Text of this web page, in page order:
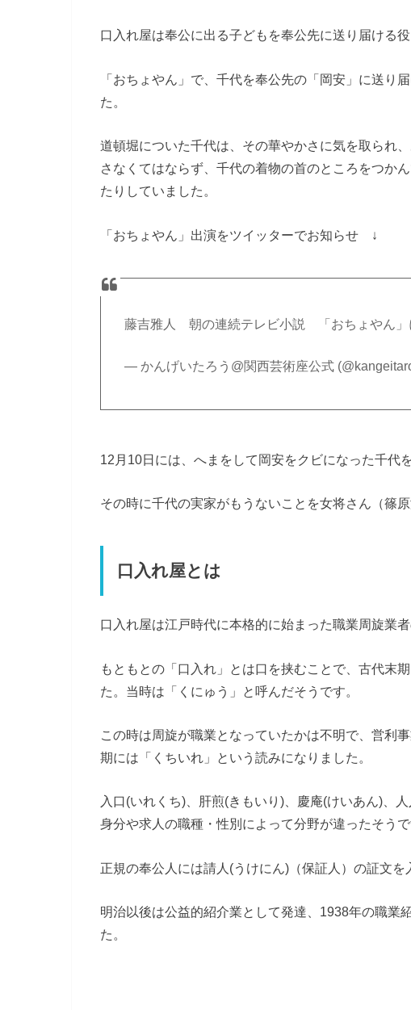
口入れ屋は奉公に出る子どもを奉公先に送り届ける役
「おちょやん」で、千代を奉公先の「岡安」に送り
た。
道頓堀についた千代は、その華やかさに気を取られ
さなくてはならず、千代の着物の首のところをつか
たりしていました。
「おちょやん」出演をツイッターでお知らせ ↓
藤吉雅人 朝の連続テレビ小説 「おちょやん」
— かんげいたろう@関西芸術座公式
12月10日には、へまをして岡安をクビになった千代
その時に千代の実家がもうないことを女将さん（篠
口入れ屋とは
口入れ屋は江戸時代に本格的に始まった職業周旋業者
もともとの「口入れ」とは口を挟むことで、古代末
た。当時は「くにゅう」と呼んだそうです。
この時は周旋が職業となっていたかは不明で、営利
期には「くちいれ」という読みになりました。
入口(いれくち)、肝煎(きもいり)、慶庵(けいあん)、
身分や求人の職種・性別によって分野が違ったそうで
正規の奉公人には請人(うけにん)（保証人）の証文を
明治以後は公益的紹介業として発達、1938年の職業
た。